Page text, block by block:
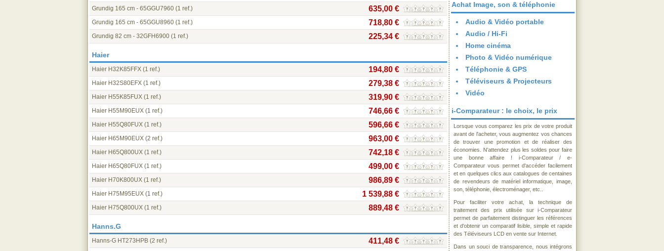
Grundig 165 cm - 65GGU7960 (1 ref.) 635,00 €
Grundig 165 cm - 65GGU8960 (1 ref.) 718,80 €
Grundig 82 cm - 32GFH6900 (1 ref.) 225,34 €
Haier
Haier H32K85FFX (1 ref.) 194,80 €
Haier H32S80EFX (1 ref.) 279,38 €
Haier H55K85FUX (1 ref.) 319,90 €
Haier H55M90EUX (1 ref.) 746,66 €
Haier H55Q80FUX (1 ref.) 596,66 €
Haier H65M90EUX (2 ref.) 963,00 €
Haier H65Q800UX (1 ref.) 742,18 €
Haier H65Q80FUX (1 ref.) 499,00 €
Haier H70K800UX (1 ref.) 986,89 €
Haier H75M95EUX (1 ref.) 1 539,88 €
Haier H75Q800UX (1 ref.) 889,48 €
Hanns.G
Hanns-G HT273HPB (2 ref.) 411,48 €
Achat Image, son & téléphonie
Audio & Vidéo portable
Audio / Hi-Fi
Home cinéma
Photo & Vidéo numérique
Téléphonie & GPS
Téléviseurs & Projecteurs
Vidéo
i-Comparateur : le choix, le prix
Lorsque vous comparez les prix de votre produit
avant de l'acheter, vous augmentez vos chances
de trouver une promotion et de réaliser des
économies. N'attendez plus les soldes pour faire
une bonne affaire ! i-Comparateur / e-
Comparateur vous permet d'accéder facilement
et en quelques clics aux catalogues de centaines
de revendeurs de matériel informatique, image,
son, téléphonie, électroménager, etc..
Pour faciliter votre achat, la technique de
traitement des prix utilisée sur i-Comparateur
permet de parfaitement distinguer les références
et d'obtenir un comparatif lisible, simple et rapide
des Téléviseurs LCD en vente sur Internet.
Dans un souci de transparence, nous intégrons